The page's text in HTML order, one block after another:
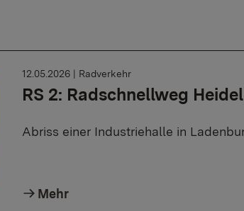
RS 2: Radschnellweg
12.05.2026 | Radverkehr
Abriss einer Industriehalle in
Mehr